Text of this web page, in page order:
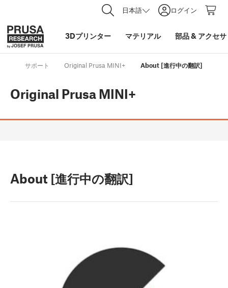
日本語 ログイン
3Dプリンター マテリアル 部品& アクセ
サポート Original Prusa MINI+ About [進行中の翻訳]
Original Prusa MINI+
About [進行中の翻訳]